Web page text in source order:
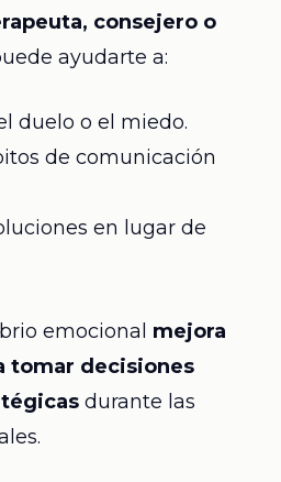
consejero o
ayudarte a:
duelo o el miedo.
de comunicación
en lugar de
emocional mejora
tomar decisiones
durante las